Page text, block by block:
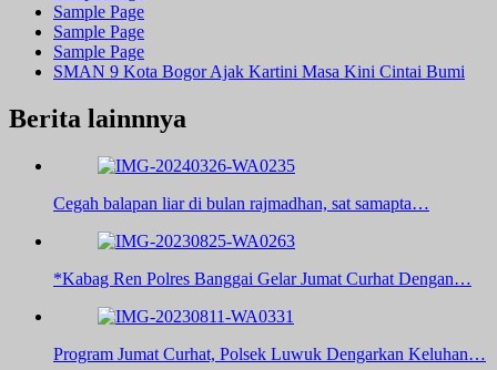
Sample Page
Sample Page
Sample Page
SMAN 9 Kota Bogor Ajak Kartini Masa Kini Cintai Bumi
Berita lainnnya
Cegah balapan liar di bulan rajmadhan, sat samapta…
*Kabag Ren Polres Banggai Gelar Jumat Curhat Dengan…
Program Jumat Curhat, Polsek Luwuk Dengarkan Keluhan…